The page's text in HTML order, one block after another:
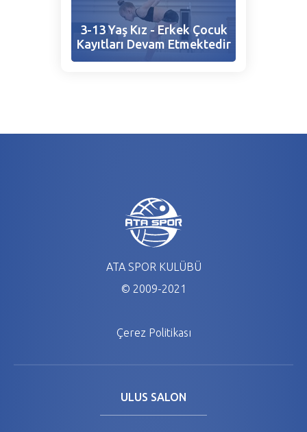
3-13 Yaş Kız - Erkek Çocuk
Kayıtları Devam Etmektedir
ATA SPOR KULÜBÜ
© 2009-2021
Çerez Politikası
ULUS SALON